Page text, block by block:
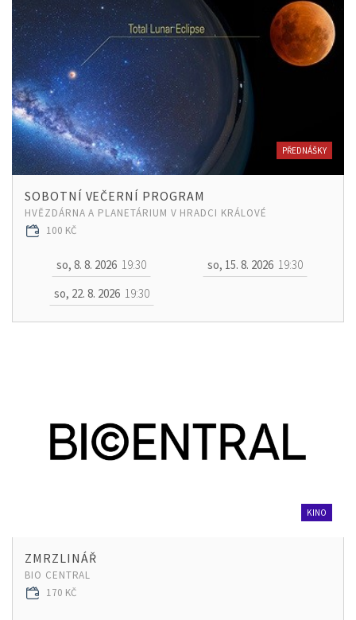
PŘEDNÁŠKY
SOBOTNÍ VEČERNÍ PROGRAM
HVĚZDÁRNA A PLANETÁRIUM V HRADCI KRÁLOVÉ
100 KČ
so, 8. 8. 2026 19:30 so, 15. 8. 2026 19:30
so, 22. 8. 2026 19:30
KINO
ZMRZLINÁŘ
BIO CENTRAL
170 KČ